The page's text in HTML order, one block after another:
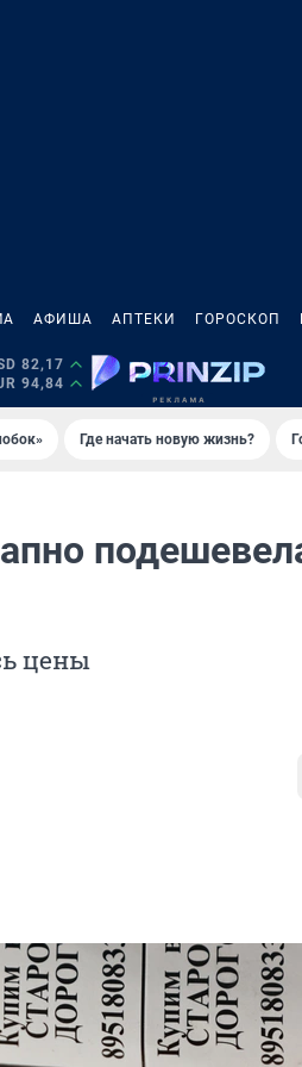
АФИША АПТЕКИ ГОРОСКОП
82,17
94,84
Где начать новую жизнь?
цены